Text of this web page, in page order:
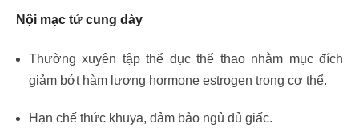
Nội mạc tử cung dày
Thường xuyên tập thể dục thể thao nhằm mục đích
giảm bớt hàm lượng hormone estrogen trong cơ thể.
Hạn chế thức khuya, đảm bảo ngủ đủ giấc.